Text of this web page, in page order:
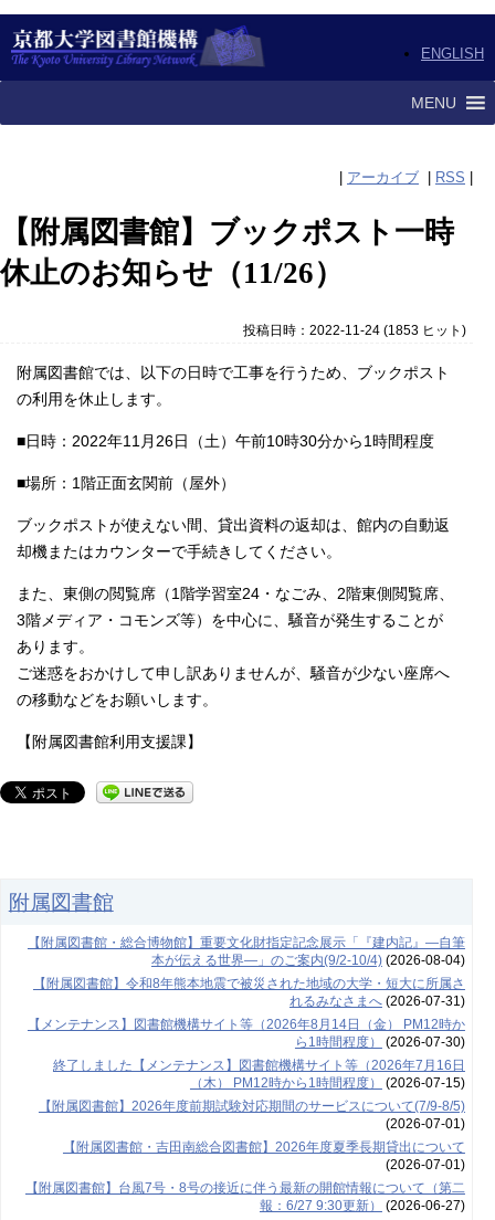
ENGLISH
MENU
アーカイブ RSS
【附属図書館】ブックポスト一時
休止のお知らせ（11/26）
投稿日時：2022-11-24(1853 ヒット )
附属図書館では、以下の日時で工事を行うため、ブックポスト
の利用を休止します。
■日時：2022年11月26日（土）午前10時30分から1時間程度
■場所：1階正面玄関前（屋外）
ブックポストが使えない間、貸出資料の返却は、館内の自動返
却機またはカウンターで手続きしてください。
また、東側の閲覧席（1階学習室24・なごみ、2階東側閲覧席、
3階メディア・コモンズ等）を中心に、騒音が発生することが
あります。
ご迷惑をおかけして申し訳ありませんが、騒音が少ない座席へ
の移動などをお願いします。
【附属図書館利用支援課】
附属図書館
【附属図書館・総合博物館】重要文化財指定記念展示「『建内記』―自筆
本が伝える世界―」のご案内(9/2-10/4)(2026-08-04)
【附属図書館】令和8年熊本地震で被災された地域の大学・短大に所属さ
れるみなさまへ(2026-07-31)
【メンテナンス】図書館機構サイト等（2026年8月14日（金） PM12時か
ら1時間程度）
(2026-07-30)
終了しました【メンテナンス】図書館機構サイト等（2026年7月16日
（木） PM12時から1時間程度）
(2026-07-15)
【附属図書館】2026年度前期試験対応期間のサービスについて(7/9-8/5)
(2026-07-01)
【附属図書館・吉田南総合図書館】2026年度夏季長期貸出について
(2026-07-01)
【附属図書館】台風7号・8号の接近に伴う最新の開館情報について（第二
報：6/27 9:30更新）
(2026-06-27)